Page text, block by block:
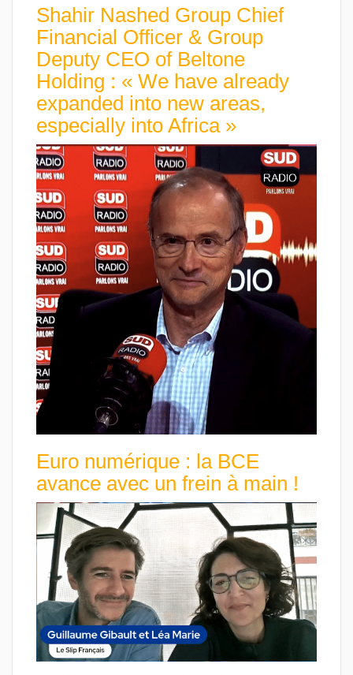
Shahir Nashed Group Chief
Financial Officer & Group
Deputy CEO of Beltone
Holding : « We have already
expanded into new areas,
especially into Africa »
Euro numérique : la BCE
avance avec un frein à main !